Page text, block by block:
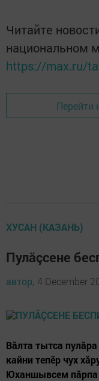
Читайте
национальном
https://max.ru/
Перейти
ХУСАН (КАЗАНЬ)
Пулăçсене
автор, 4 December
Вăлта тытса
кайни тепӗр чух
Юханшывсем пăрпа